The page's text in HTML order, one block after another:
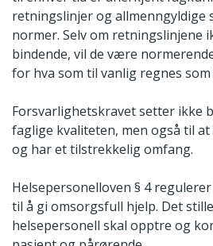
retningslinjer og allmenngyldige
normer. Selv om retningslinjene
bindende, vil de være
for hva som til vanlig regnes
Forsvarlighetskravet setter ikke
faglige kvaliteten, men også til
og har et tilstrekkelig omfang.
Helsepersonelloven § 4
til å gi omsorgsfull hjelp. Det
helsepersonell skal opptre og